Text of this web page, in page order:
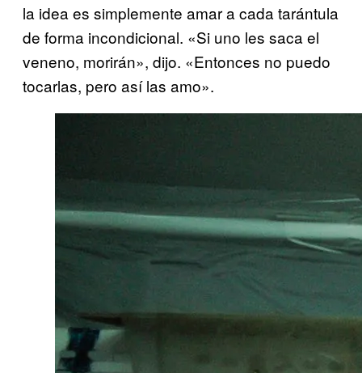
la idea es simplemente amar a cada tarántula
de forma incondicional. «Si uno les saca el
veneno, morirán», dijo. «Entonces no puedo
tocarlas, pero así las amo».